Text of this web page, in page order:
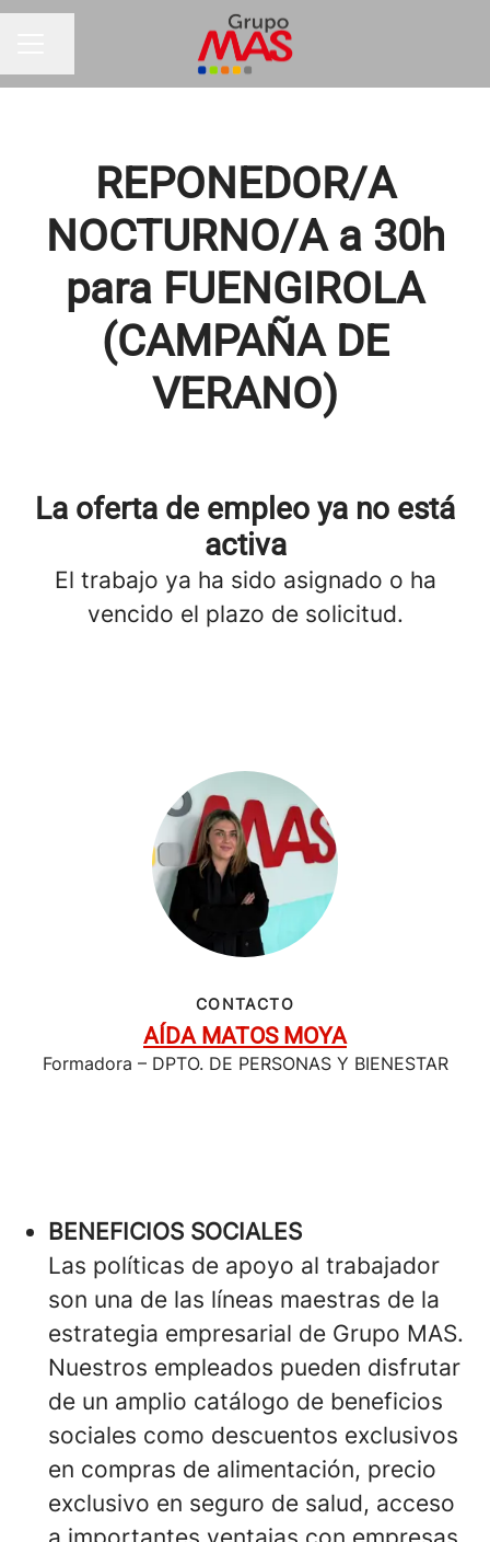
REPONEDOR/A
NOCTURNO/A a 30h
para FUENGIROLA
(CAMPAÑA DE
VERANO)
La oferta de empleo ya no está
activa
El trabajo ya ha sido asignado o ha
vencido el plazo de solicitud.
CONTACTO
AÍDA MATOS MOYA
Formadora – DPTO. DE PERSONAS Y BIENESTAR
BENEFICIOS SOCIALES
Las políticas de apoyo al trabajador
son una de las líneas maestras de la
estrategia empresarial de Grupo MAS.
Nuestros empleados pueden disfrutar
de un amplio catálogo de beneficios
sociales como descuentos exclusivos
en compras de alimentación, precio
exclusivo en seguro de salud, acceso